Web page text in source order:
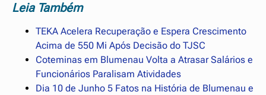
Leia Também
TEKA Acelera Recuperação e Espera Crescimento
Acima de 550 Mi Após Decisão do TJSC
Coteminas em Blumenau Volta a Atrasar Salários e
Funcionários Paralisam Atividades
Dia 10 de Junho 5 Fatos na História de Blumenau e